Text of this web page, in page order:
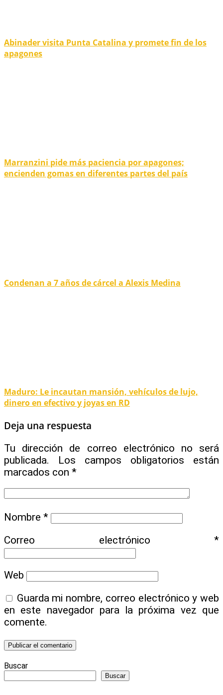
Abinader visita Punta Catalina y promete fin de los
apagones
Marranzini pide más paciencia por apagones;
encienden gomas en diferentes partes del país
Condenan a 7 años de cárcel a Alexis Medina
Maduro: Le incautan mansión, vehículos de lujo,
dinero en efectivo y joyas en RD
Deja una respuesta
Tu dirección de correo electrónico no será
publicada.
Los campos obligatorios están
marcados con *
Nombre *
Correo electrónico *
Web
Guarda mi nombre, correo electrónico y web
en este navegador para la próxima vez que
comente.
Buscar
Buscar